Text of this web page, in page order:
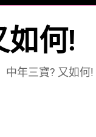
如何!
中年三寶? 又如何!